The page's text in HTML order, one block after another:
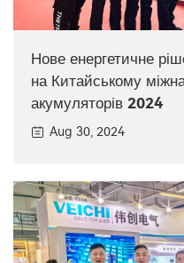
Нове енергетичне
на Китайському
акумуляторів 2024
Aug 30, 2024